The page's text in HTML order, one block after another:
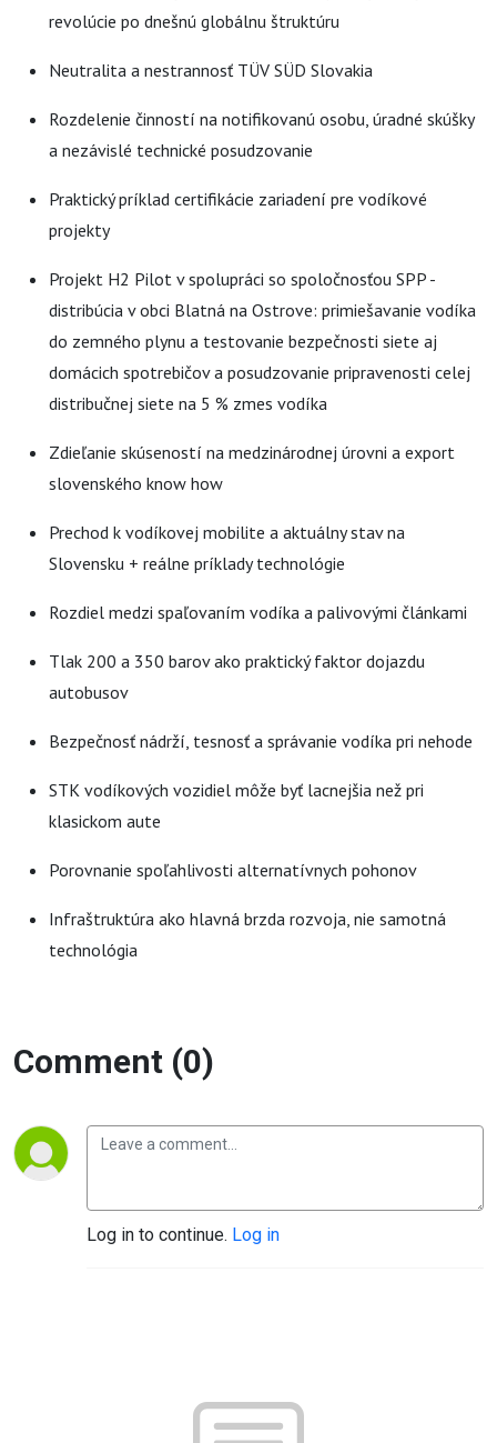
revolúcie po dnešnú globálnu štruktúru
Neutralita a nestrannosť TÜV SÜD Slovakia
Rozdelenie činností na notifikovanú osobu, úradné skúšky
a nezávislé technické posudzovanie
Praktický príklad certifikácie zariadení pre vodíkové
projekty
Projekt H2 Pilot v spolupráci so spoločnosťou SPP -
distribúcia v obci Blatná na Ostrove: primiešavanie vodíka
do zemného plynu a testovanie bezpečnosti siete aj
domácich spotrebičov a posudzovanie pripravenosti celej
distribučnej siete na 5 % zmes vodíka
Zdieľanie skúseností na medzinárodnej úrovni a export
slovenského know how
Prechod k vodíkovej mobilite a aktuálny stav na
Slovensku + reálne príklady technológie
Rozdiel medzi spaľovaním vodíka a palivovými článkami
Tlak 200 a 350 barov ako praktický faktor dojazdu
autobusov
Bezpečnosť nádrží, tesnosť a správanie vodíka pri nehode
STK vodíkových vozidiel môže byť lacnejšia než pri
klasickom aute
Porovnanie spoľahlivosti alternatívnych pohonov
Infraštruktúra ako hlavná brzda rozvoja, nie samotná
technológia
Comment (0)
Log in to continue. Log in